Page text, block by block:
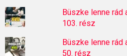
Büszke lenne rád
103. rész
Büszke lenne rád
50. rész